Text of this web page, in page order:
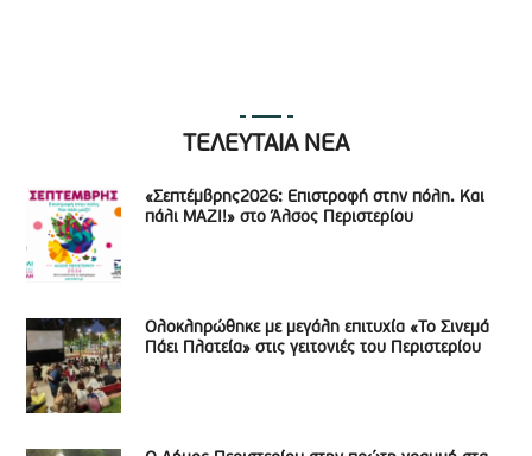
ΤΕΛΕΥΤΑΙΑ ΝΕΑ
«Σεπτέμβρης2026: Επιστροφή στην πόλη. Και
πάλι ΜΑΖΙ!» στο Άλσος Περιστερίου
Ολοκληρώθηκε με μεγάλη επιτυχία «Το Σινεμά
Πάει Πλατεία» στις γειτονιές του Περιστερίου